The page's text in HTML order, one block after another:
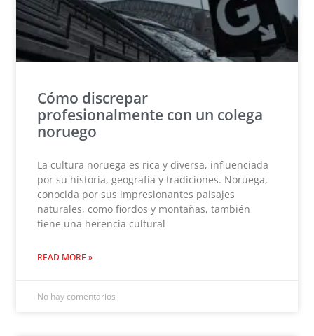
Cómo discrepar
profesionalmente con un colega
noruego
La cultura noruega es rica y diversa, influenciada
por su historia, geografía y tradiciones. Noruega,
conocida por sus impresionantes paisajes
naturales, como fiordos y montañas, también
tiene una herencia cultural
READ MORE »
No hay comentarios